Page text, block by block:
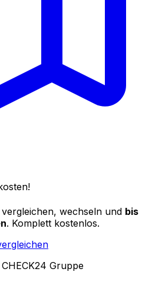
wechseln und bis
. Komplett kostenlos.
Gruppe